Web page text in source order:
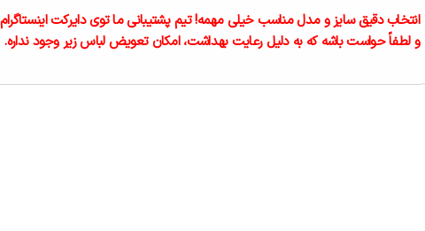
انتخاب دقیق سایز و مدل مناسب خیلی مهمه! تیم پشتیبانی ما توی دایرکت
و لطفاً حواست باشه که به دلیل رعایت بهداشت، امکان تعویض لباس زیر وجود نداره.